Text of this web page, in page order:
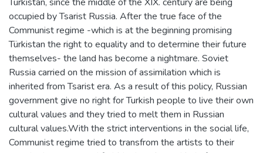
occupied by Tsarist Russia. After the true face of the
Communist regime -which is at the beginning promising
Türkistan the right to equality and to determine their future
themselves- the land has become a nightmare. Soviet
Russia carried on the mission of assimilation which is
inherited from Tsarist era. As a result of this policy, Russian
government give no right for Turkish people to live their own
cultural values and they tried to melt them in Russian
cultural values.With the strict interventions in the social life,
Communist regime tried to transfrom the artists to their